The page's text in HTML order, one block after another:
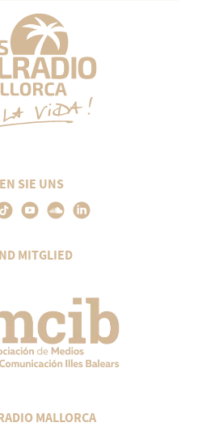
SIE UNS
MITGLIED
MALLORCA